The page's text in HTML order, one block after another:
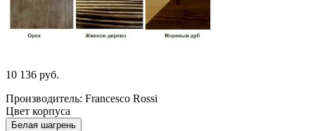
10 136 руб.
Производитель: Francesco Rossi
Цвет корпуса
Белая шагрень